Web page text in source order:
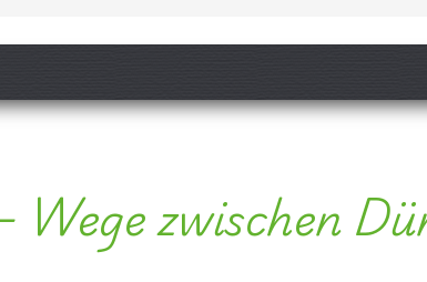
zwischen